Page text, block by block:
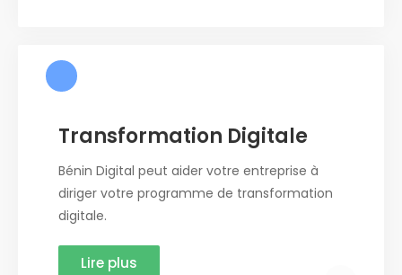
Transformation Digitale
Bénin Digital peut aider votre entreprise à
diriger votre programme de transformation
digitale.
Lire plus